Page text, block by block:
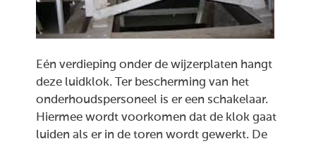
Eén verdieping onder de wijzerplaten hangt
deze luidklok. Ter bescherming van het
onderhoudspersoneel is er een schakelaar.
Hiermee wordt voorkomen dat de klok gaat
luiden als er in de toren wordt gewerkt. De